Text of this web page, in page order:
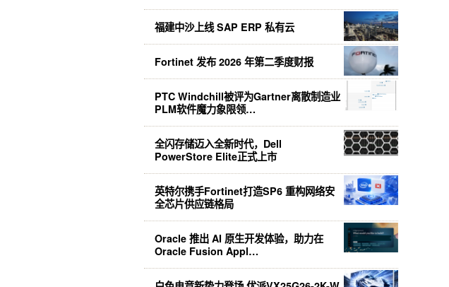
福建中沙上线 SAP ERP 私有云
Fortinet 发布 2026 年第二季度财报
PTC Windchill被评为Gartner离散制造业
PLM软件魔力象限领…
全闪存储迈入全新时代，Dell
PowerStore Elite正式上市
英特尔携手Fortinet打造SP6 重构网络安
全芯片供应链格局
Oracle 推出 AI 原生开发体验，助力在
Oracle Fusion Appl…